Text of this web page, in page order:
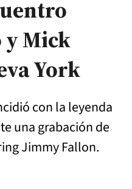
y Mick
York
con la leyenda
una grabación de
Jimmy Fallon.